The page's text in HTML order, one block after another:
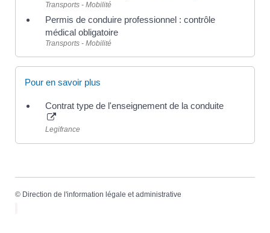
Transports - Mobilité
Permis de conduire professionnel : contrôle
médical obligatoire
Transports - Mobilité
Pour en savoir plus
Contrat type de l'enseignement de la conduite
Legifrance
© Direction de l'information légale et administrative